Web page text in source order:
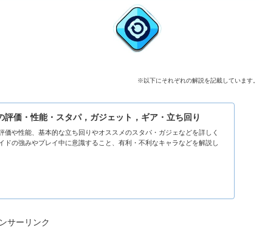
※以下にそれぞれの解説を記載しています。
評価・性能・スタパ，ガジェット，ギア・立ち回り
価や性能、基本的な立ち回りやオススメのスタパ・ガジェなどを詳しく
ドの強みやプレイ中に意識すること、有利・不利なキャラなどを解説し
サーリンク